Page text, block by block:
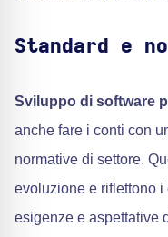
Standard e
Sviluppo di software
anche fare i conti con
normative di settore.
evoluzione e riflettono
esigenze e aspettative